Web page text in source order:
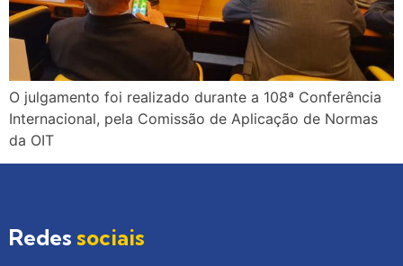
O julgamento foi realizado durante a 108ª Conferência
Internacional, pela Comissão de Aplicação de Normas
da OIT
Redes sociais